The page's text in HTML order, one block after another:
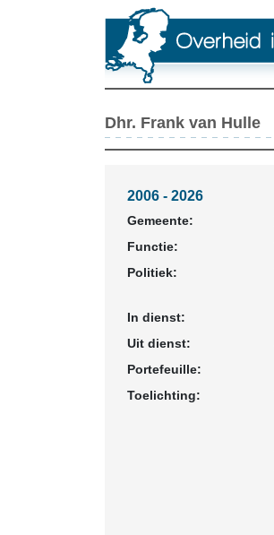
Dhr. Frank van Hulle
2006 - 2026
Gemeente:
Functie:
Politiek:
In dienst:
Uit dienst:
Portefeuille:
Toelichting: